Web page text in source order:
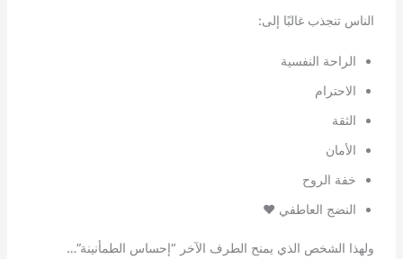
الناس تنجذب غالبًا إلى:
الراحة النفسية
الاحترام
الثقة
الأمان
خفة الروح
النضج العاطفي ❤️
ولهذا الشخص الذي يمنح الطرف الآخر “إحساس الطمأنينة”…